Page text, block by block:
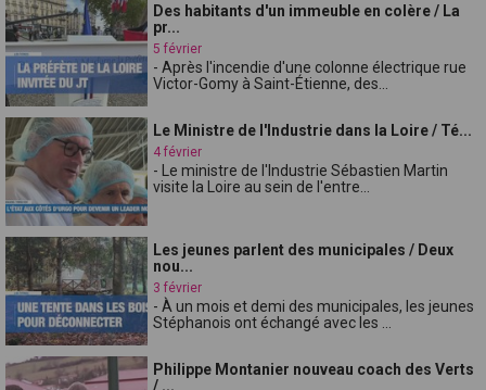
Des habitants d'un immeuble en colère / La
pr...
5 février
- Après l'incendie d'une colonne électrique rue
Victor-Gomy à Saint-Étienne, des...
Le Ministre de l'Industrie dans la Loire / Té...
4 février
- Le ministre de l'Industrie Sébastien Martin
visite la Loire au sein de l'entre...
Les jeunes parlent des municipales / Deux
nou...
3 février
- À un mois et demi des municipales, les jeunes
Stéphanois ont échangé avec les ...
Philippe Montanier nouveau coach des Verts
/ ...